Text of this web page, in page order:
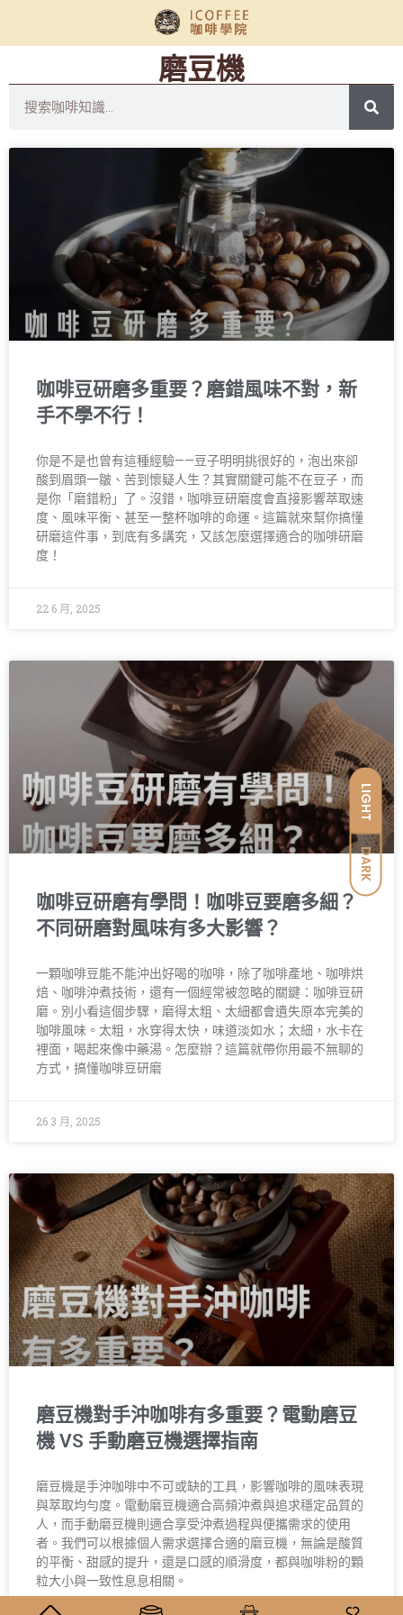
LIGHT
DARK
磨豆機
咖啡豆研磨多重要？磨錯風味不對，新
手不學不行！
你是不是也曾有這種經驗——豆子明明挑很好的，泡出來卻
酸到眉頭一皺、苦到懷疑人生？其實關鍵可能不在豆子，而
是你「磨錯粉」了。沒錯，咖啡豆研磨度會直接影響萃取速
度、風味平衡、甚至一整杯咖啡的命運。這篇就來幫你搞懂
研磨這件事，到底有多講究，又該怎麼選擇適合的咖啡研磨
度！
22 6 月, 2025
咖啡豆研磨有學問！咖啡豆要磨多細？
不同研磨對風味有多大影響？
一顆咖啡豆能不能沖出好喝的咖啡，除了咖啡產地、咖啡烘
焙、咖啡沖煮技術，還有一個經常被忽略的關鍵：咖啡豆研
磨。別小看這個步驟，磨得太粗、太細都會遺失原本完美的
咖啡風味。太粗，水穿得太快，味道淡如水；太細，水卡在
裡面，喝起來像中藥湯。怎麼辦？這篇就帶你用最不無聊的
方式，搞懂咖啡豆研磨
26 3 月, 2025
磨豆機對手沖咖啡有多重要？電動磨豆
機 VS 手動磨豆機選擇指南
磨豆機是手沖咖啡中不可或缺的工具，影響咖啡的風味表現
與萃取均勻度。電動磨豆機適合高頻沖煮與追求穩定品質的
人，而手動磨豆機則適合享受沖煮過程與便攜需求的使用
者。我們可以根據個人需求選擇合適的磨豆機，無論是酸質
的平衡、甜感的提升，還是口感的順滑度，都與咖啡粉的顆
粒大小與一致性息息相關。